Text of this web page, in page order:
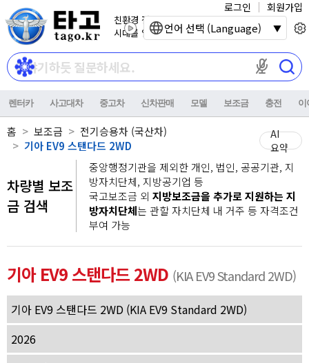
친환경 전기자동차
시대를 열어갑니다.
마이크 권한이
로그인 회원가입
렌터카 사고대차 중고차 신차판매 모델 보조금 충전 이
홈 보조금
전기승용차 (국산차)
기아 EV9 스탠다드 2WD
AI
요약
차량별 보조
금 검색
중앙행정기관을 제외한 개인, 법인, 공공기관, 지
방자치단체, 지방공기업 등
국고보조금 외 지방보조금을 추가로 지원하는 지
방자치단체는 관할 자치단체 내 거주 등 자격조건
부여 가능
기아 EV9 스탠다드 2WD (KIA EV9 Standard 2WD)
언어 선택 (Language)